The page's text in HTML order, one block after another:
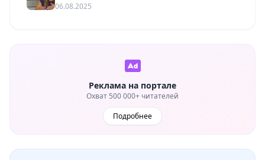
06.08.2025
Реклама на портале
Охват 500 000+ читателей
Подробнее